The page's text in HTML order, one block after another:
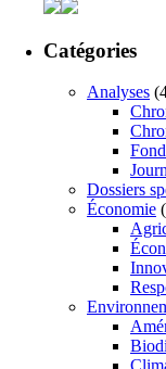
Catégories
Analyses
Dossiers
Économie